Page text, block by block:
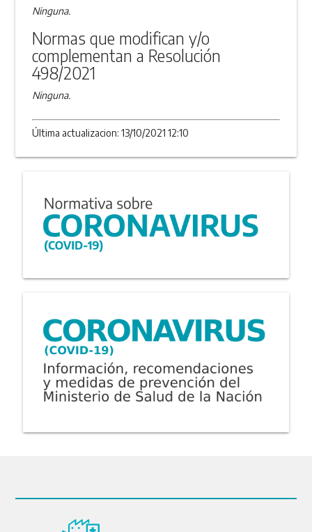
Ninguna.
Normas que modifican y/o
complementan a Resolución
498/2021
Ninguna.
Última actualizacion: 13/10/2021 12:10